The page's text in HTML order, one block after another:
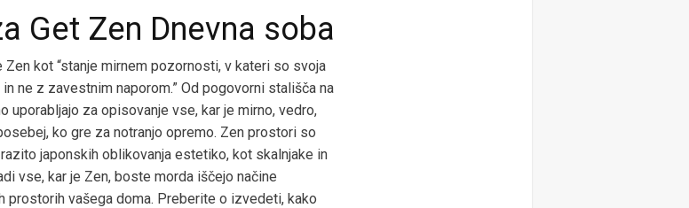
Get Zen Dnevna soba
kot “stanje mirnem pozornosti, v kateri so svoja
ne z zavestnim naporom.” Od pogovorni stališča na
uporabljajo za opisovanje vse, kar je mirno, vedro,
ko gre za notranjo opremo. Zen prostori so
japonskih oblikovanja estetiko, kot skalnjake in
vse, kar je Zen, boste morda iščejo načine
prostorih vašega doma. Preberite o izvedeti, kako